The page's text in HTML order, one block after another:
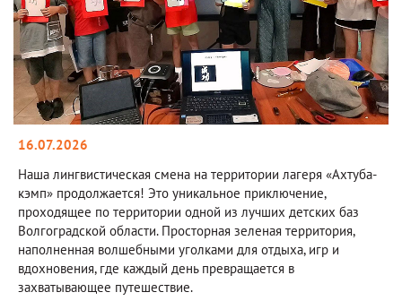
16.07.2026
Наша лингвистическая смена на территории лагеря «Ахтуба-
кэмп» продолжается! Это уникальное приключение,
проходящее по территории одной из лучших детских баз
Волгоградской области. Просторная зеленая территория,
наполненная волшебными уголками для отдыха, игр и
вдохновения, где каждый день превращается в
захватывающее путешествие.